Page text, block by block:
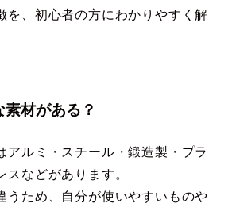
を、初心者の方にわかりやすく解
材がある？
アルミ・スチール・鍛造製・プラ
スなどがあります。
うため、自分が使いやすいものや